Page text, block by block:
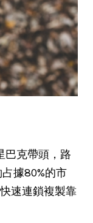
巴克帶頭，路
據80%的市
速連鎖複製靠